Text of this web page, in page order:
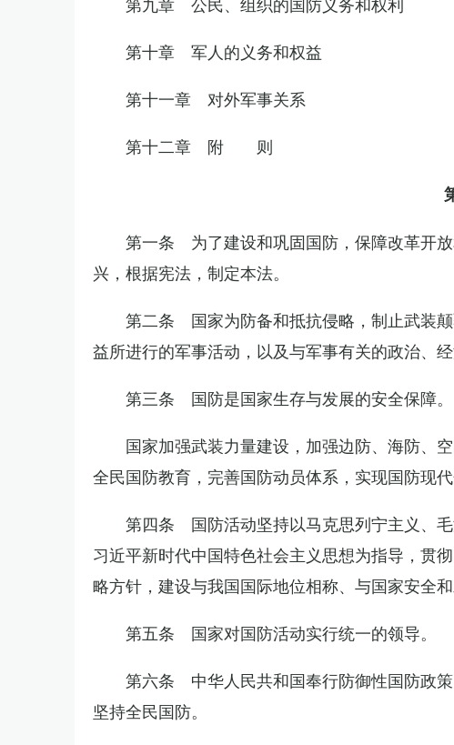
第十章 军人的义务和权益
第十一章 对外军事关系
第十二章 附 则
第一条 为了建设和巩固国防，保障改革开
兴，根据宪法，制定本法。
第二条 国家为防备和抵抗侵略，制止武装
益所进行的军事活动，以及与军事有关的政治、
第三条 国防是国家生存与发展的安全保障。
国家加强武装力量建设，加强边防、海防、
全民国防教育，完善国防动员体系，实现国防现代
第四条 国防活动坚持以马克思列宁主义、毛
习近平新时代中国特色社会主义思想为指导，贯
略方针，建设与我国国际地位相称、与国家安全
第五条 国家对国防活动实行统一的领导。
第六条 中华人民共和国奉行防御性国防政
坚持全民国防。